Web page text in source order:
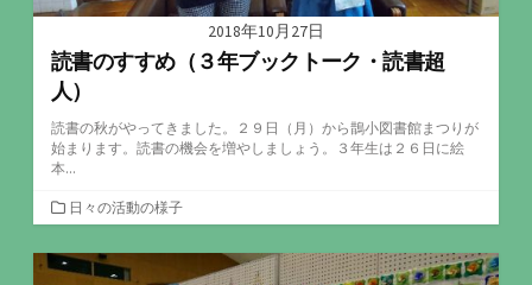
2018年10月27日
読書のすすめ（３年ブックトーク・読書超
人）
読書の秋がやってきました。２９日（月）から鵲小図書館まつりが
始まります。読書の機会を増やしましょう。３年生は２６日に絵
本...
カ
テ
ゴ
リ
日々の活動の様子